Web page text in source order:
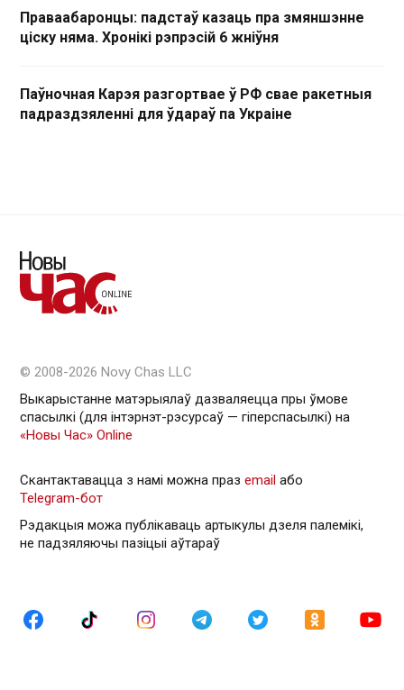
Праваабаронцы: падстаў казаць пра змяншэнне
ціску няма. Хронікі рэпрэсій 6 жніўня
Паўночная Карэя разгортвае ў РФ свае ракетныя
падраздзяленні для ўдараў па Украіне
© 2008-2026 Novy Chas LLC
Выкарыстанне матэрыялаў дазваляецца пры ўмове
спасылкі (для інтэрнэт-рэсурсаў — гiперспасылкi) на
«Новы Час» Online
Скантактавацца з намі можна праз email або
Telegram-бот
Рэдакцыя можа публікаваць артыкулы дзеля палемікі,
не падзяляючы пазіцыі аўтараў